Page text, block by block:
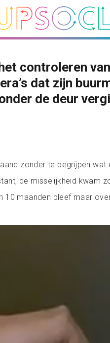
controleren
dat zijn
de deur
zonder te begrijpen wat
de misselijkheid kwam
10 maanden bleef maar